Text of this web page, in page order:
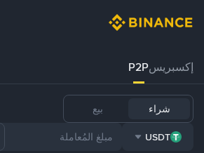
إكسبريسP2P
شراء بيع
USDT